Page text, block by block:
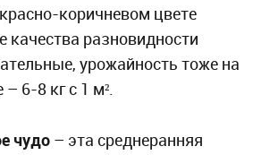
коричневом цвете
качества разновидности
урожайность тоже на
6-8 кг с 1 м².
чудо – эта среднеранняя